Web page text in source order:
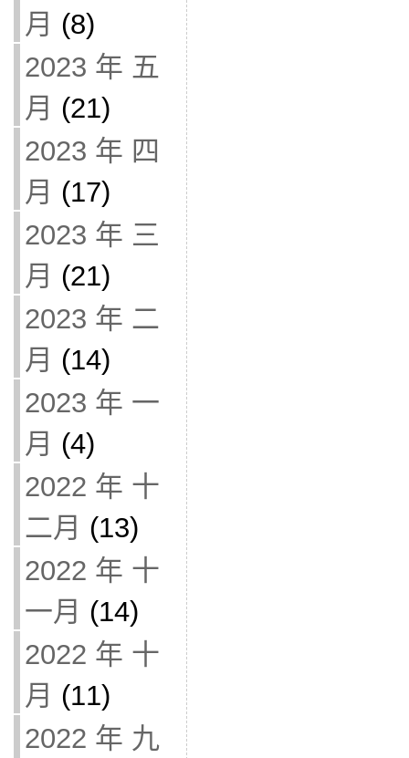
月 (8)
2023 年 五
月 (21)
2023 年 四
月 (17)
2023 年 三
月 (21)
2023 年 二
月 (14)
2023 年 一
月 (4)
2022 年 十
二月 (13)
2022 年 十
一月 (14)
2022 年 十
月 (11)
2022 年 九